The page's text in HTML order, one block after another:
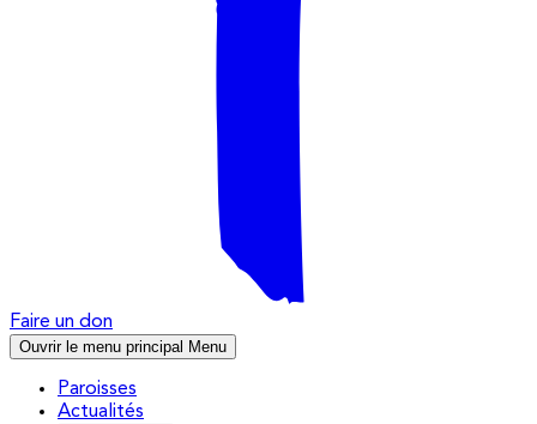
Faire un don
Ouvrir le menu principal Menu
Paroisses
Actualités